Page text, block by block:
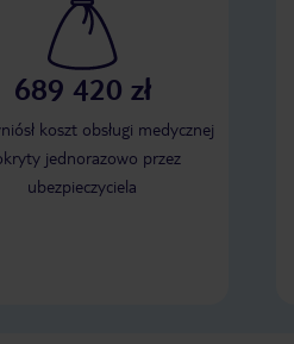
689 420 zł
koszt obsługi medycznej
jednorazowo przez
ubezpieczyciela